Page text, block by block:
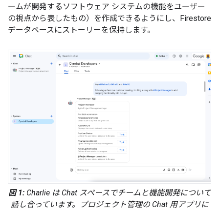
ームが開発するソフトウェア システムの機能をユーザー
の視点から表したもの）を作成できるようにし、Firestore
データベースにストーリーを保持します。
図 1:Charlie は Chat スペースでチームと機能開発について
話し合っています。プロジェクト管理の Chat 用アプリに